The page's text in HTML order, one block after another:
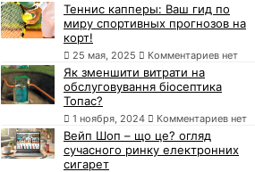
Теннис капперы: Ваш гид по
миру спортивных прогнозов на
корт!
25 мая, 2025 Комментариев нет
Як зменшити витрати на
обслуговування біосептика
Топас?
1 ноября, 2024 Комментариев нет
Вейп Шоп – що це? огляд
сучасного ринку електронних
сигарет